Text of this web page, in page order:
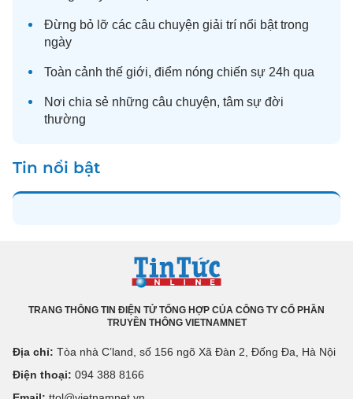
Đừng bỏ lỡ các câu chuyện giải trí nổi bật trong
ngày
Toàn cảnh thế giới, điểm nóng chiến sự 24h qua
Nơi chia sẻ những câu chuyện, tâm sự đời
thường
Tin nổi bật
TRANG THÔNG TIN ĐIỆN TỬ TỔNG HỢP CỦA CÔNG TY CỔ PHẦN
TRUYỀN THÔNG VIETNAMNET
Địa chỉ: Tòa nhà C’land, số 156 ngõ Xã Đàn 2, Đống Đa, Hà Nội
Điện thoại: 094 388 8166